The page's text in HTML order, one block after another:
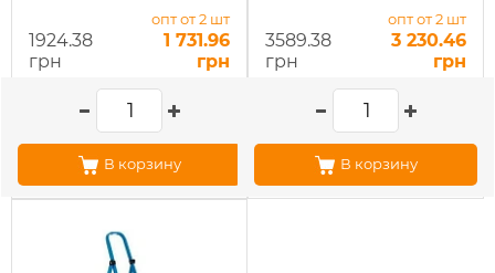
1924.38
грн
опт от 2 шт
1 731.96
грн
В корзину
3589.38
грн
опт от 2 шт
3 230.46
грн
В корзину